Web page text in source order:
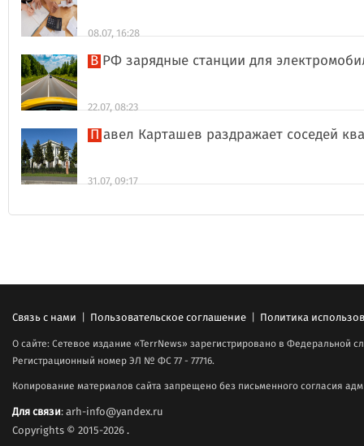
08.07, 16:28
В РФ зарядные станции для
22.07, 08:23
Павел Карташев раздражает соседей
31.07, 09:17
Связь с нами | Пользовательское соглашение | Политика
О сайте: Сетевое издание «TerrNews» зарегистрировано в Федеральной
Регистрационный номер ЭЛ № ФС 77 - 77716.
Копирование материалов сайта запрещено без письменного согласия
Для связи: arh-info@yandex.ru
Copyrights © 2015-2026.